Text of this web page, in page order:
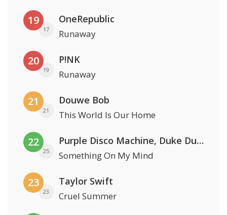
19
17
OneRepublic
Runaway
20
19
P!NK
Runaway
21
21
Douwe Bob
This World Is Our Home
22
25
Purple Disco Machine, Duke Dumont & Nothing But Thieves
Something On My Mind
23
23
Taylor Swift
Cruel Summer